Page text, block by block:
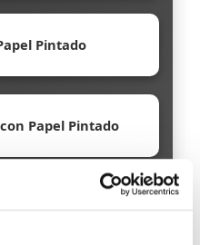
Pintado
Papel Pintado
Ecológico